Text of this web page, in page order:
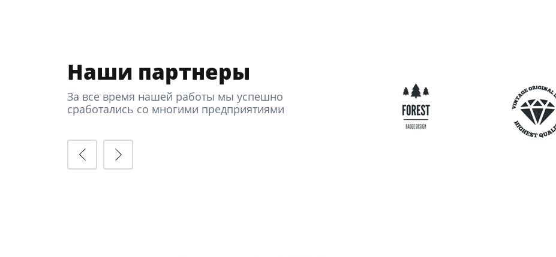
Наши партнеры
За все время нашей работы мы успешно
сработались со многими предприятиями